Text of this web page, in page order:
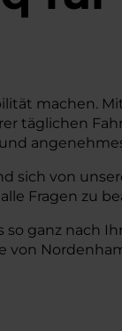
machen.
täglichen
sich von
Fragen zu
ganz nach
von